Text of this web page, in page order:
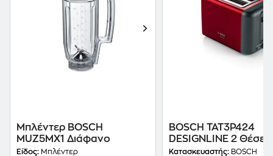
Μπλέντερ BOSCH
MUZ5MX1 Διάφανο
Είδος: Μπλέντερ
BOSCH TAT3P424
DESIGNLINE 2
970W Κόκκινο
Κατασκευαστής: BOSCH